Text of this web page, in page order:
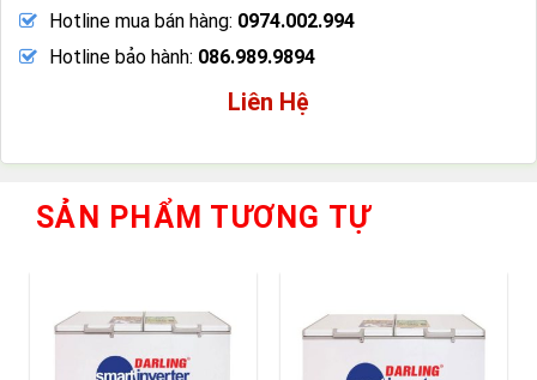
Hotline mua bán hàng: 0974.002.994
Hotline bảo hành: 086.989.9894
Liên Hệ
SẢN PHẨM TƯƠNG TỰ